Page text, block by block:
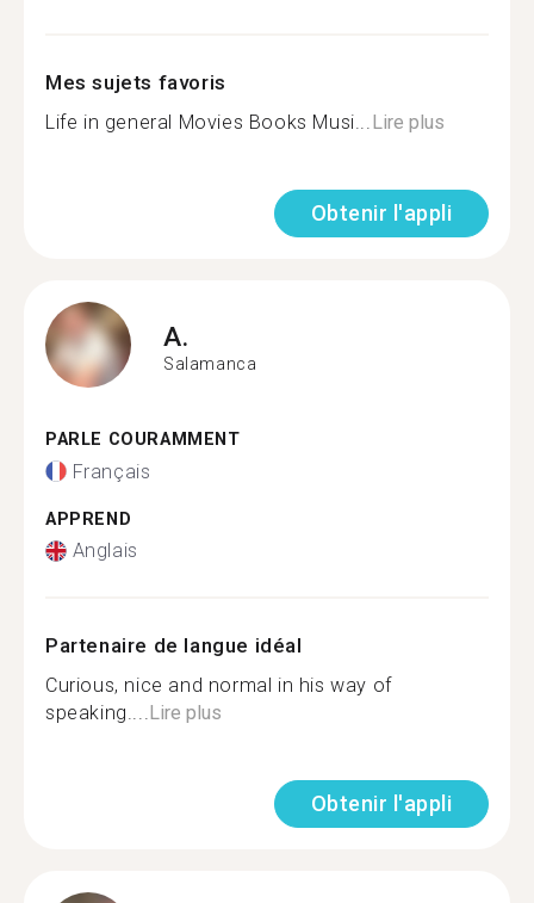
Mes sujets favoris
Life in general Movies Books Musi...Lire plus
Obtenir l'appli
A.
Salamanca
PARLE COURAMMENT
Français
APPREND
Anglais
Partenaire de langue idéal
Curious, nice and normal in his way of
speaking....Lire plus
Obtenir l'appli